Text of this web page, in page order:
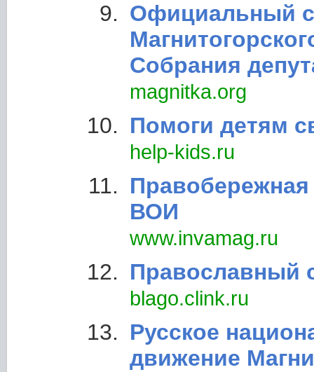
Официальный
Собрания
magnitka.org
Помоги детям
help-kids.ru
Правобережная
ВОИ
www.invamag.ru
Православный
blago.clink.ru
Русское
движение